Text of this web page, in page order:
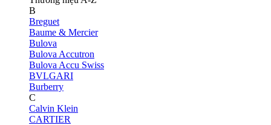
B
Breguet
Baume & Mercier
Bulova
Bulova Accutron
Bulova Accu Swiss
BVLGARI
Burberry
C
Calvin Klein
CARTIER